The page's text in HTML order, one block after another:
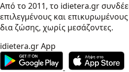
Από το 2011, το idietera.gr
επιλεγμένους και
δια ζώσης, χωρίς μεσάζοντες.
idietera.gr App